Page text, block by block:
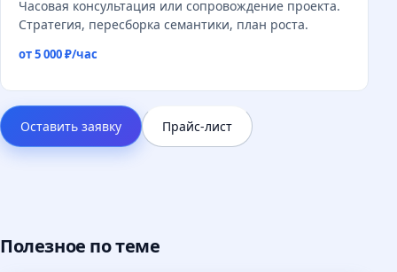
Часовая консультация или сопровождение проекта.
Стратегия, пересборка семантики, план роста.
от 5 000 ₽/час
Оставить заявку Прайс-лист
Полезное по теме